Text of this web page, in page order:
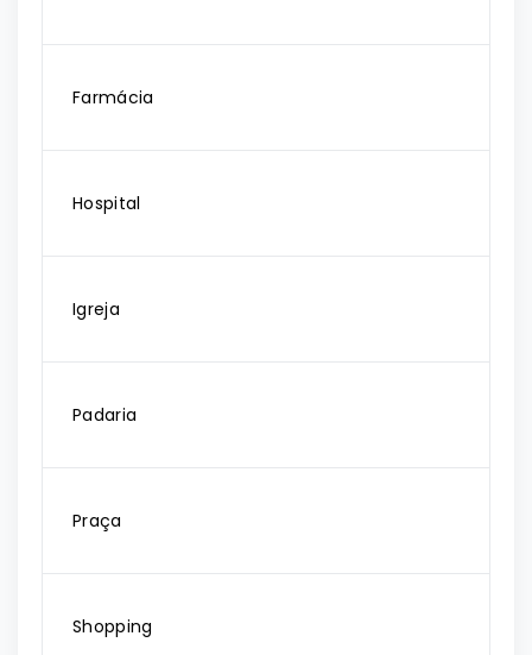
Farmácia
Hospital
Igreja
Padaria
Praça
Shopping